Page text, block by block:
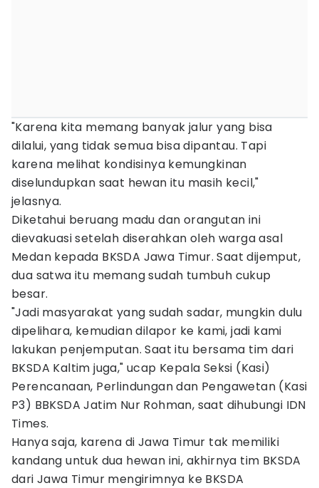
"Karena kita memang banyak jalur yang bisa
dilalui, yang tidak semua bisa dipantau. Tapi
karena melihat kondisinya kemungkinan
diselundupkan saat hewan itu masih kecil,"
jelasnya.
Diketahui beruang madu dan orangutan ini
dievakuasi setelah diserahkan oleh warga asal
Medan kepada BKSDA Jawa Timur. Saat dijemput,
dua satwa itu memang sudah tumbuh cukup
besar.
"Jadi masyarakat yang sudah sadar, mungkin dulu
dipelihara, kemudian dilapor ke kami, jadi kami
lakukan penjemputan. Saat itu bersama tim dari
BKSDA Kaltim juga," ucap Kepala Seksi (Kasi)
Perencanaan, Perlindungan dan Pengawetan (Kasi
P3) BBKSDA Jatim Nur Rohman, saat dihubungi IDN
Times.
Hanya saja, karena di Jawa Timur tak memiliki
kandang untuk dua hewan ini, akhirnya tim BKSDA
dari Jawa Timur mengirimnya ke BKSDA